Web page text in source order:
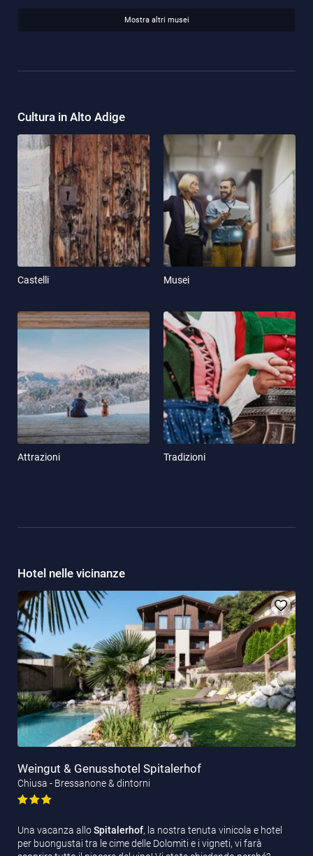
Mostra altri musei
Cultura in Alto Adige
Castelli Musei
Attrazioni Tradizioni
Hotel nelle vicinanze
Weingut & Genusshotel Spitalerhof
Chiusa - Bressanone & dintorni
Una vacanza alloSpitalerhof, la nostra tenuta vinicola e hotel
per buongustai tra le cime delle Dolomiti e i vigneti, vi farà